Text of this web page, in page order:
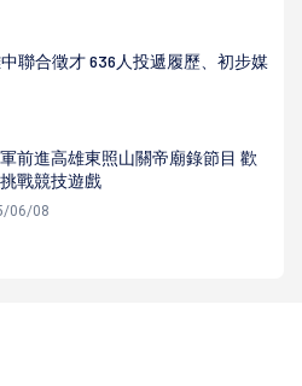
聯合徵才 636人投遞履歷、初步媒
前進高雄東照山關帝廟錄節目 歡
戰競技遊戲
06/08